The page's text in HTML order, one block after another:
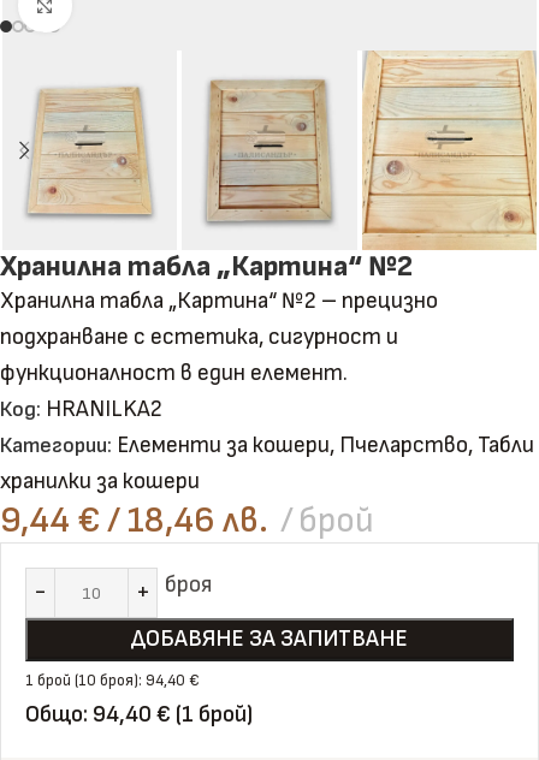
Хранилна табла „Картина“ №2
Хранилна табла „Картина“ №2 – прецизно
подхранване с естетика, сигурност и
функционалност в един елемент.
Код: HRANILKA2
Категории: Елементи за кошери, Пчеларство, Табли
хранилки за кошери
9,44 €/ 18,46 лв. брой
броя
ДОБАВЯНЕ ЗА ЗАПИТВАНЕ
1 брой (10 броя): 94,40 €
Общо: 94,40 € (1 брой)